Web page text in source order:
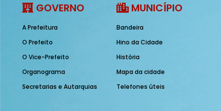
GOVERNO
A Prefeitura
O Prefeito
O Vice-Prefeito
Organograma
Secretarias e Autarquias
MUNICÍPIO
Bandeira
Hino da Cidade
História
Mapa da cidade
Telefones úteis